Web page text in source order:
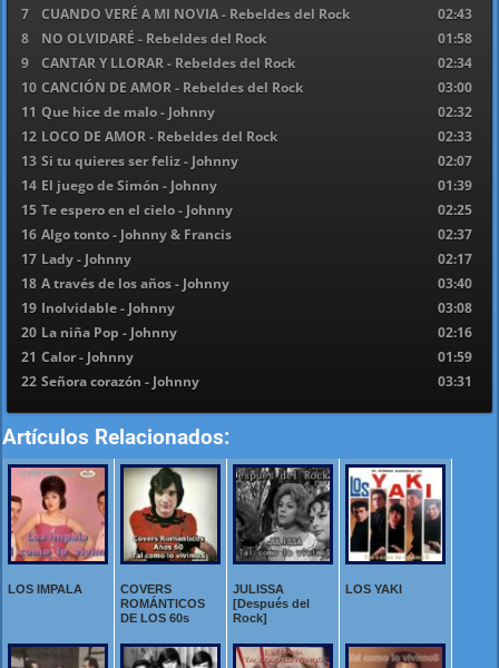
7
02:43
CUANDO VERÉ A MI NOVIA - Rebeldes del Rock
8
01:58
NO OLVIDARÉ - Rebeldes del Rock
9
02:34
CANTAR Y LLORAR - Rebeldes del Rock
10
03:00
CANCIÓN DE AMOR - Rebeldes del Rock
11
02:32
Que hice de malo - Johnny
12
02:33
LOCO DE AMOR - Rebeldes del Rock
13
02:07
Si tu quieres ser feliz - Johnny
14
01:39
El juego de Simón - Johnny
15
02:25
Te espero en el cielo - Johnny
16
02:37
Algo tonto - Johnny & Francis
17
02:17
Lady - Johnny
18
03:40
A través de los años - Johnny
19
03:08
Inolvidable - Johnny
20
02:16
La niña Pop - Johnny
21
01:59
Calor - Johnny
22
03:31
Señora corazón - Johnny
Artículos Relacionados:
LOS IMPALA
COVERS
ROMÁNTICOS
DE LOS 60s
JULISSA
[Después del
Rock]
LOS YAKI